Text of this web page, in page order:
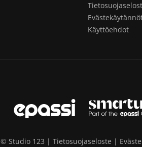
Käyttöehdot
© Studio 123 | Tietosuojaseloste |